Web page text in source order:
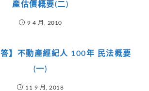
產估價概要(二)
9 4 月, 2010
答】不動產經紀人 100年 民法概要
(一)
11 9 月, 2018